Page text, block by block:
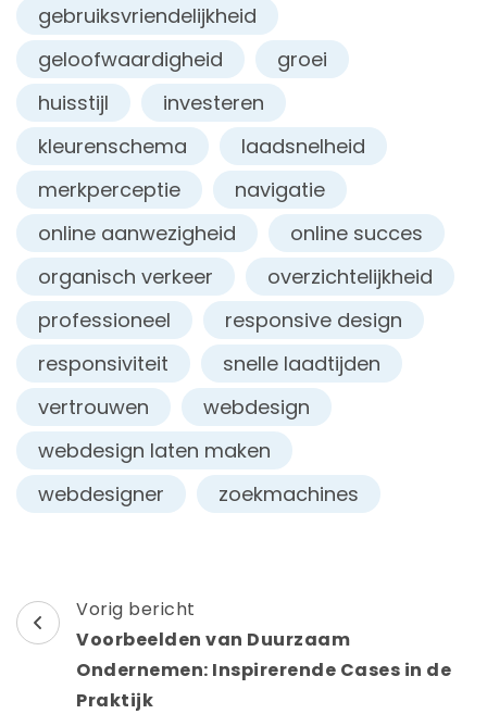
gebruiksvriendelijkheid
geloofwaardigheid
groei
huisstijl
investeren
kleurenschema
laadsnelheid
merkperceptie
navigatie
online aanwezigheid
online succes
organisch verkeer
overzichtelijkheid
professioneel
responsive design
responsiviteit
snelle laadtijden
vertrouwen
webdesign
webdesign laten maken
webdesigner
zoekmachines
Berichtnavigatie
Vorig bericht
Voorbeelden van Duurzaam
Ondernemen: Inspirerende Cases in de
Praktijk